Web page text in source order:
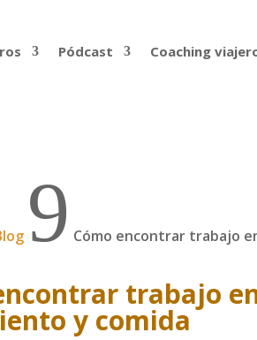
Pódcast Coaching
9 Cómo encontrar trabajo
trabajo
y comida